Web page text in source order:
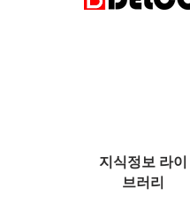
지식정보 라이
브러리